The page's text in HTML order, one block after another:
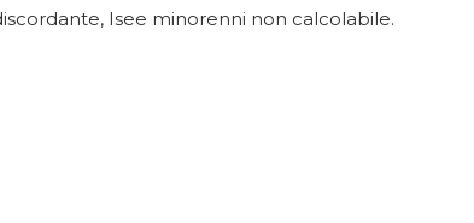
Isee minorenni non calcolabile.